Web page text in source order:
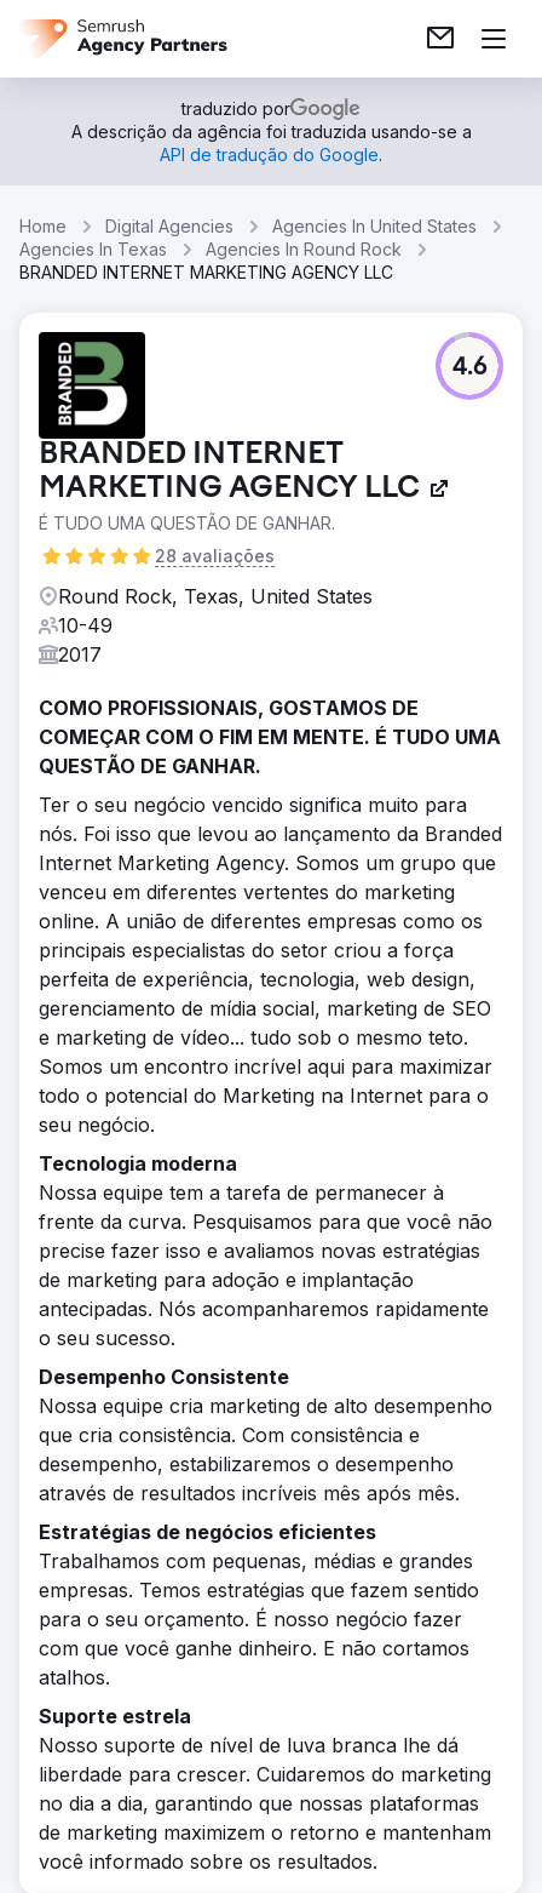
traduzido por
A descrição da agência foi traduzida usando-se a
API de tradução do Google.
Home Digital Agencies
Agencies In United States
Agencies In Texas
Agencies In Round Rock
BRANDED INTERNET MARKETING AGENCY LLC
BRANDED INTERNET
MARKETING AGENCY LLC
É TUDO UMA QUESTÃO DE GANHAR.
28 avaliações
4.6
Round Rock, Texas, United States
10-49
2017
COMO PROFISSIONAIS, GOSTAMOS DE
COMEÇAR COM O FIM EM MENTE. É TUDO UMA
QUESTÃO DE GANHAR.
Ter o seu negócio vencido significa muito para
nós. Foi isso que levou ao lançamento da Branded
Internet Marketing Agency. Somos um grupo que
venceu em diferentes vertentes do marketing
online. A união de diferentes empresas como os
principais especialistas do setor criou a força
perfeita de experiência, tecnologia, web design,
gerenciamento de mídia social, marketing de SEO
e marketing de vídeo... tudo sob o mesmo teto.
Somos um encontro incrível aqui para maximizar
todo o potencial do Marketing na Internet para o
seu negócio.
Tecnologia moderna
Nossa equipe tem a tarefa de permanecer à
frente da curva. Pesquisamos para que você não
precise fazer isso e avaliamos novas estratégias
de marketing para adoção e implantação
antecipadas. Nós acompanharemos rapidamente
o seu sucesso.
Desempenho Consistente
Nossa equipe cria marketing de alto desempenho
que cria consistência. Com consistência e
desempenho, estabilizaremos o desempenho
através de resultados incríveis mês após mês.
Estratégias de negócios eficientes
Trabalhamos com pequenas, médias e grandes
empresas. Temos estratégias que fazem sentido
para o seu orçamento. É nosso negócio fazer
com que você ganhe dinheiro. E não cortamos
atalhos.
Suporte estrela
Nosso suporte de nível de luva branca lhe dá
liberdade para crescer. Cuidaremos do marketing
no dia a dia, garantindo que nossas plataformas
de marketing maximizem o retorno e mantenham
você informado sobre os resultados.